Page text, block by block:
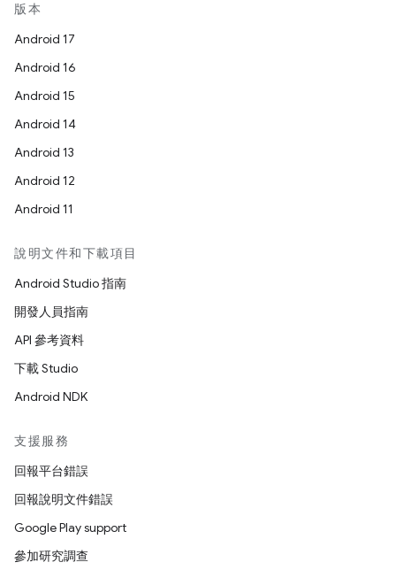
版本
Android 17
Android 16
Android 15
Android 14
Android 13
Android 12
Android 11
說明文件和下載項目
Android Studio 指南
開發人員指南
API 參考資料
下載 Studio
Android NDK
支援服務
回報平台錯誤
回報說明文件錯誤
Google Play support
參加研究調查